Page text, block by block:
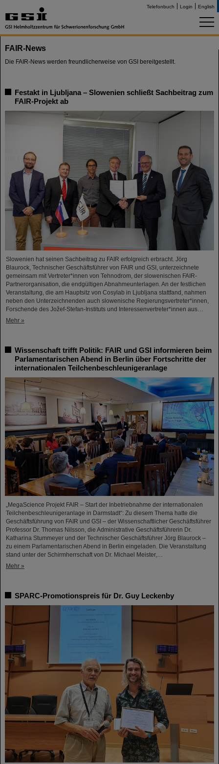
Telefonbuch Login English
FAIR-News
Die FAIR-News werden freundlicherweise von GSI bereitgestellt.
Festakt in Ljubljana – Slowenien schließt Sachbeitrag zum
FAIR-Projekt ab
Slowenien hat seinen Sachbeitrag zu FAIR erfolgreich erbracht. Jörg
Blaurock, Technischer Geschäftsführer von FAIR und GSI, unterzeichnete
gemeinsam mit Vertreter*innen von Tehnodrom, der slowenischen FAIR-
Partnerorganisation, die endgültigen Abnahmeunterlagen. An der festlichen
Veranstaltung, die am Hauptsitz von Cosylab in Ljubljana stattfand, nahmen
neben den Unterzeichnenden auch slowenische Regierungsvertreter*innen,
Forschende des Jožef-Stefan-Instituts und Interessenvertreter*innen aus…
Mehr »
Wissenschaft trifft Politik: FAIR und GSI informieren beim
Parlamentarischen Abend in Berlin über Fortschritte der
internationalen Teilchenbeschleunigeranlage
„MegaScience Projekt FAIR – Start der Inbetriebnahme der internationalen
Teilchenbeschleunigeranlage in Darmstadt“: Zu diesem Thema hatte die
Geschäftsführung von FAIR und GSI – der Wissenschaftlicher Geschäftsführer
Professor Dr. Thomas Nilsson, die Administrative Geschäftsführerin Dr.
Katharina Stummeyer und der Technischer Geschäftsführer Jörg Blaurock –
zu einem Parlamentarischen Abend in Berlin eingeladen. Die Veranstaltung
stand unter der Schirmherrschaft von Dr. Michael Meister,…
Mehr »
SPARC-Promotionspreis für Dr. Guy Leckenby